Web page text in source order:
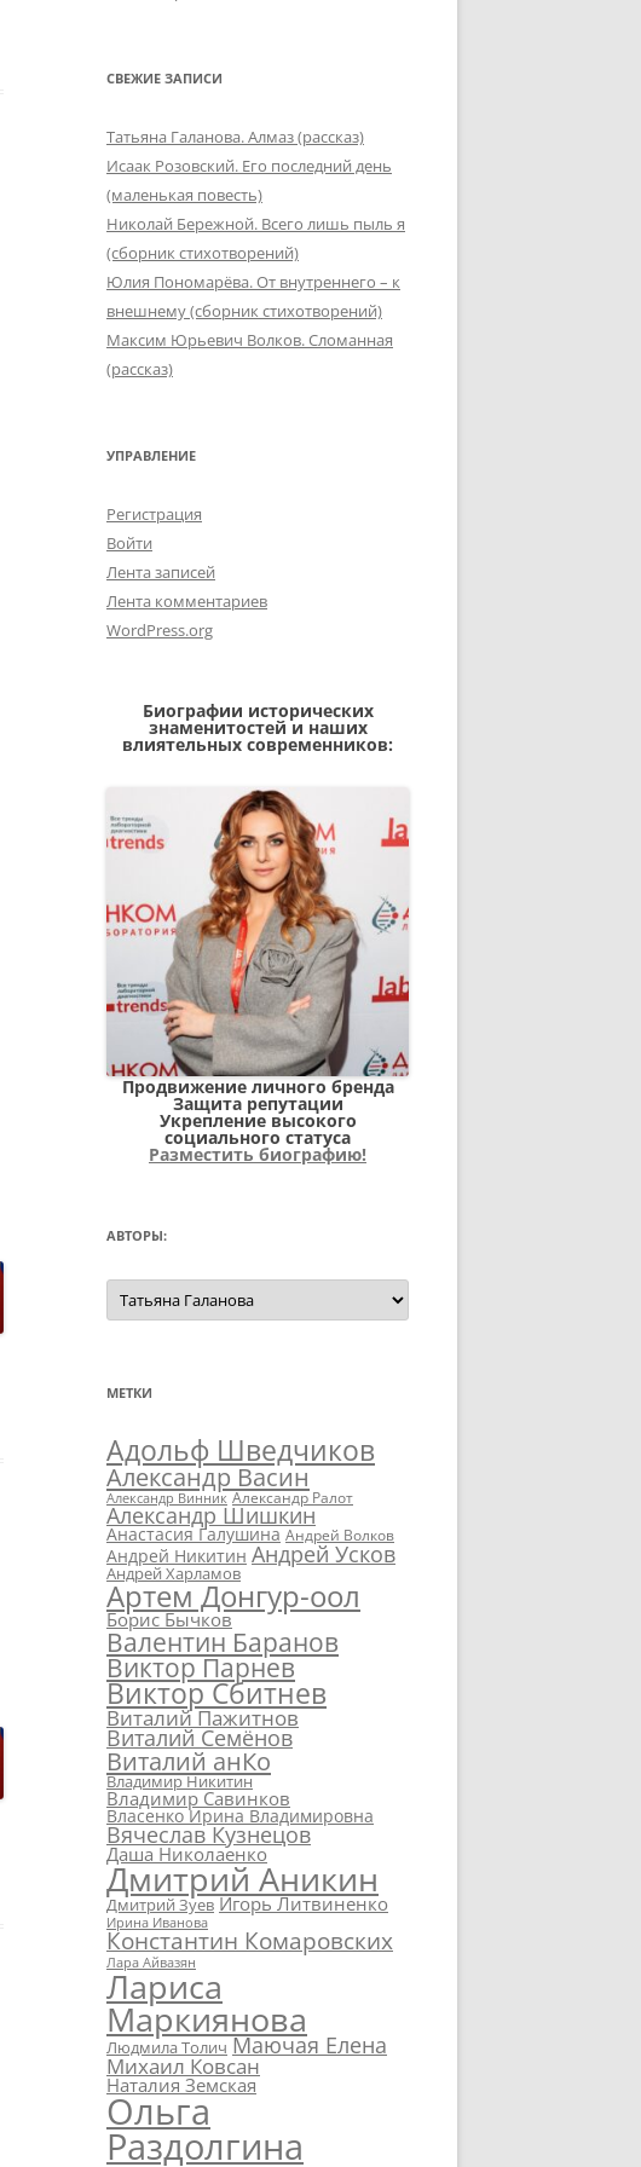
СВЕЖИЕ ЗАПИСИ
Татьяна Галанова. Алмаз (рассказ)
Исаак Розовский. Его последний день
(маленькая повесть)
Николай Бережной. Всего лишь пыль я
(сборник стихотворений)
Юлия Пономарёва. От внутреннего – к
внешнему (сборник стихотворений)
Максим Юрьевич Волков. Сломанная
(рассказ)
УПРАВЛЕНИЕ
Регистрация
Войти
Лента записей
Лента комментариев
WordPress.org
Биографии исторических
знаменитостей и наших
влиятельных современников:
Продвижение личного бренда
Защита репутации
Укрепление высокого
социального статуса
Разместить биографию!
АВТОРЫ:
Авторы:
МЕТКИ
Адольф Шведчиков
Александр Васин
Александр Винник Александр Ралот
Александр Шишкин
Анастасия Галушина Андрей Волков
Андрей Никитин Андрей Усков
Андрей Харламов
Артем Донгур-оол
Борис Бычков
Валентин Баранов
Виктор Парнев
Виктор Сбитнев
Виталий Пажитнов
Виталий Семёнов
Виталий анКо
Владимир Никитин
Владимир Савинков
Власенко Ирина Владимировна
Вячеслав Кузнецов
Даша Николаенко
Дмитрий Аникин
Дмитрий Зуев Игорь Литвиненко
Ирина Иванова
Константин Комаровских
Лара Айвазян
Лариса
Маркиянова
Людмила Толич Маючая Елена
Михаил Ковсан
Наталия Земская
Ольга
Раздолгина